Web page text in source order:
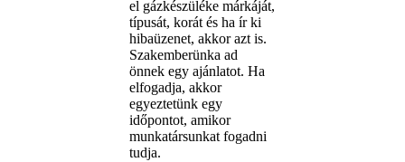
el gázkészüléke márkáját,
típusát, korát és ha ír ki
hibaüzenet, akkor azt is.
Szakemberünka ad
önnek egy ajánlatot. Ha
elfogadja, akkor
egyeztetünk egy
időpontot, amikor
munkatársunkat fogadni
tudja.